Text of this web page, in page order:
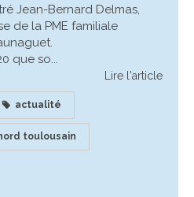
Jean-Bernard Delmas,
de la PME familiale
que so...
Lire l'article
actualité
toulousain